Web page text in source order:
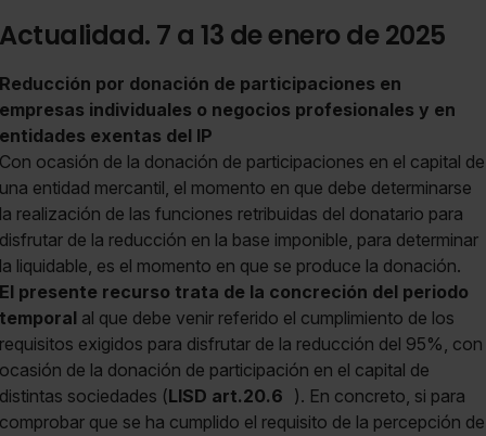
Actualidad. 7 a 13 de enero de 2025
Reducción por donación de participaciones en
empresas individuales o negocios profesionales y en
entidades exentas del IP
Con ocasión de la donación de participaciones en el capital de
una entidad mercantil, el momento en que debe determinarse
la realización de las funciones retribuidas del donatario para
disfrutar de la reducción en la base imponible, para determinar
la liquidable, es el momento en que se produce la donación.
El presente recurso trata de la concreción del periodo
temporal al que debe venir referido el cumplimiento de los
requisitos exigidos para disfrutar de la reducción del 95%, con
ocasión de la donación de participación en el capital de
distintas sociedades (LISD art.20.6 ). En concreto, si para
comprobar que se ha cumplido el requisito de la percepción de